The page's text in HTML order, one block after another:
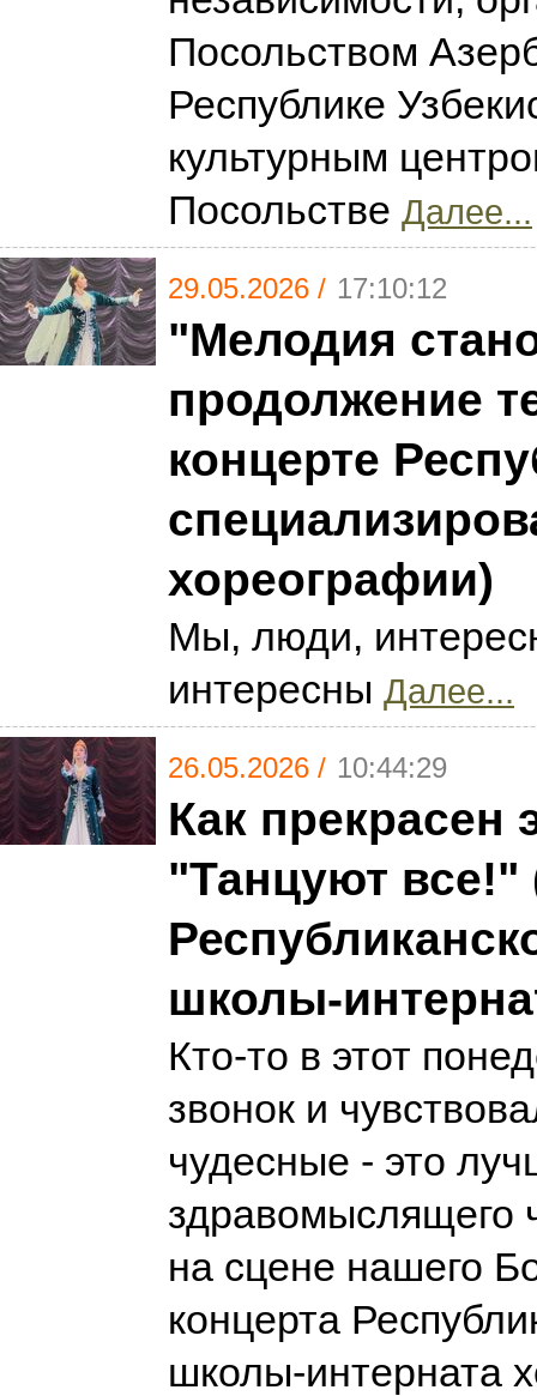
Посольством
Республике
культурным
Посольстве Далее...
29.05.2026 / 17:10:12
"Мелодия
продолжение
концерте
хореографии)
Мы, люди,
интересны Далее...
26.05.2026 / 10:44:29
Как прекрасен
"Танцуют все!"
школы-
Кто-то в этот
звонок и
чудесные - это
здравомыслящего
на сцене нашего
концерта
школы-интерната